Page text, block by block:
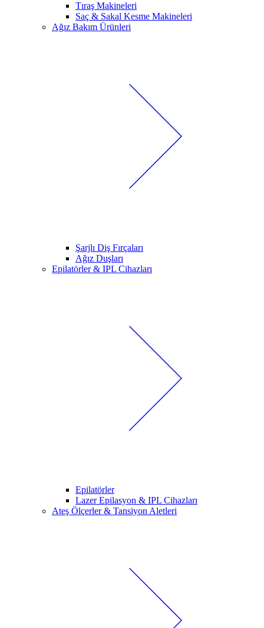
Tıraş Makineleri
Saç & Sakal Kesme Makineleri
Ağız Bakım Ürünleri
Şarjlı Diş Fırçaları
Ağız Duşları
Epilatörler & IPL Cihazları
Epilatörler
Lazer Epilasyon & IPL Cihazları
Ateş Ölçerler & Tansiyon Aletleri